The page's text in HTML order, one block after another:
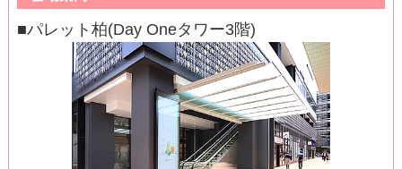
■パレット柏(Day Oneタワー3階)